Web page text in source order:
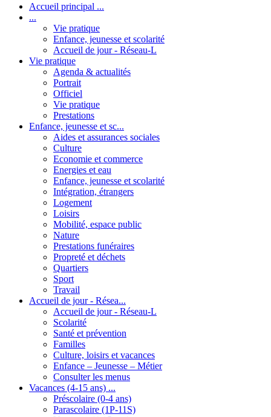
Accueil principal ...
...
Vie pratique
Enfance, jeunesse et scolarité
Accueil de jour - Réseau-L
Vie pratique
Agenda & actualités
Portrait
Officiel
Vie pratique
Prestations
Enfance, jeunesse et sc...
Aides et assurances sociales
Culture
Economie et commerce
Energies et eau
Enfance, jeunesse et scolarité
Intégration, étrangers
Logement
Loisirs
Mobilité, espace public
Nature
Prestations funéraires
Propreté et déchets
Quartiers
Sport
Travail
Accueil de jour - Résea...
Accueil de jour - Réseau-L
Scolarité
Santé et prévention
Familles
Culture, loisirs et vacances
Enfance – Jeunesse – Métier
Consulter les menus
Vacances (4-15 ans) ...
Préscolaire (0-4 ans)
Parascolaire (1P-11S)